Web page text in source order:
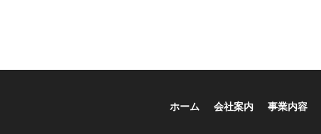
ホーム 会社案内 事業内容